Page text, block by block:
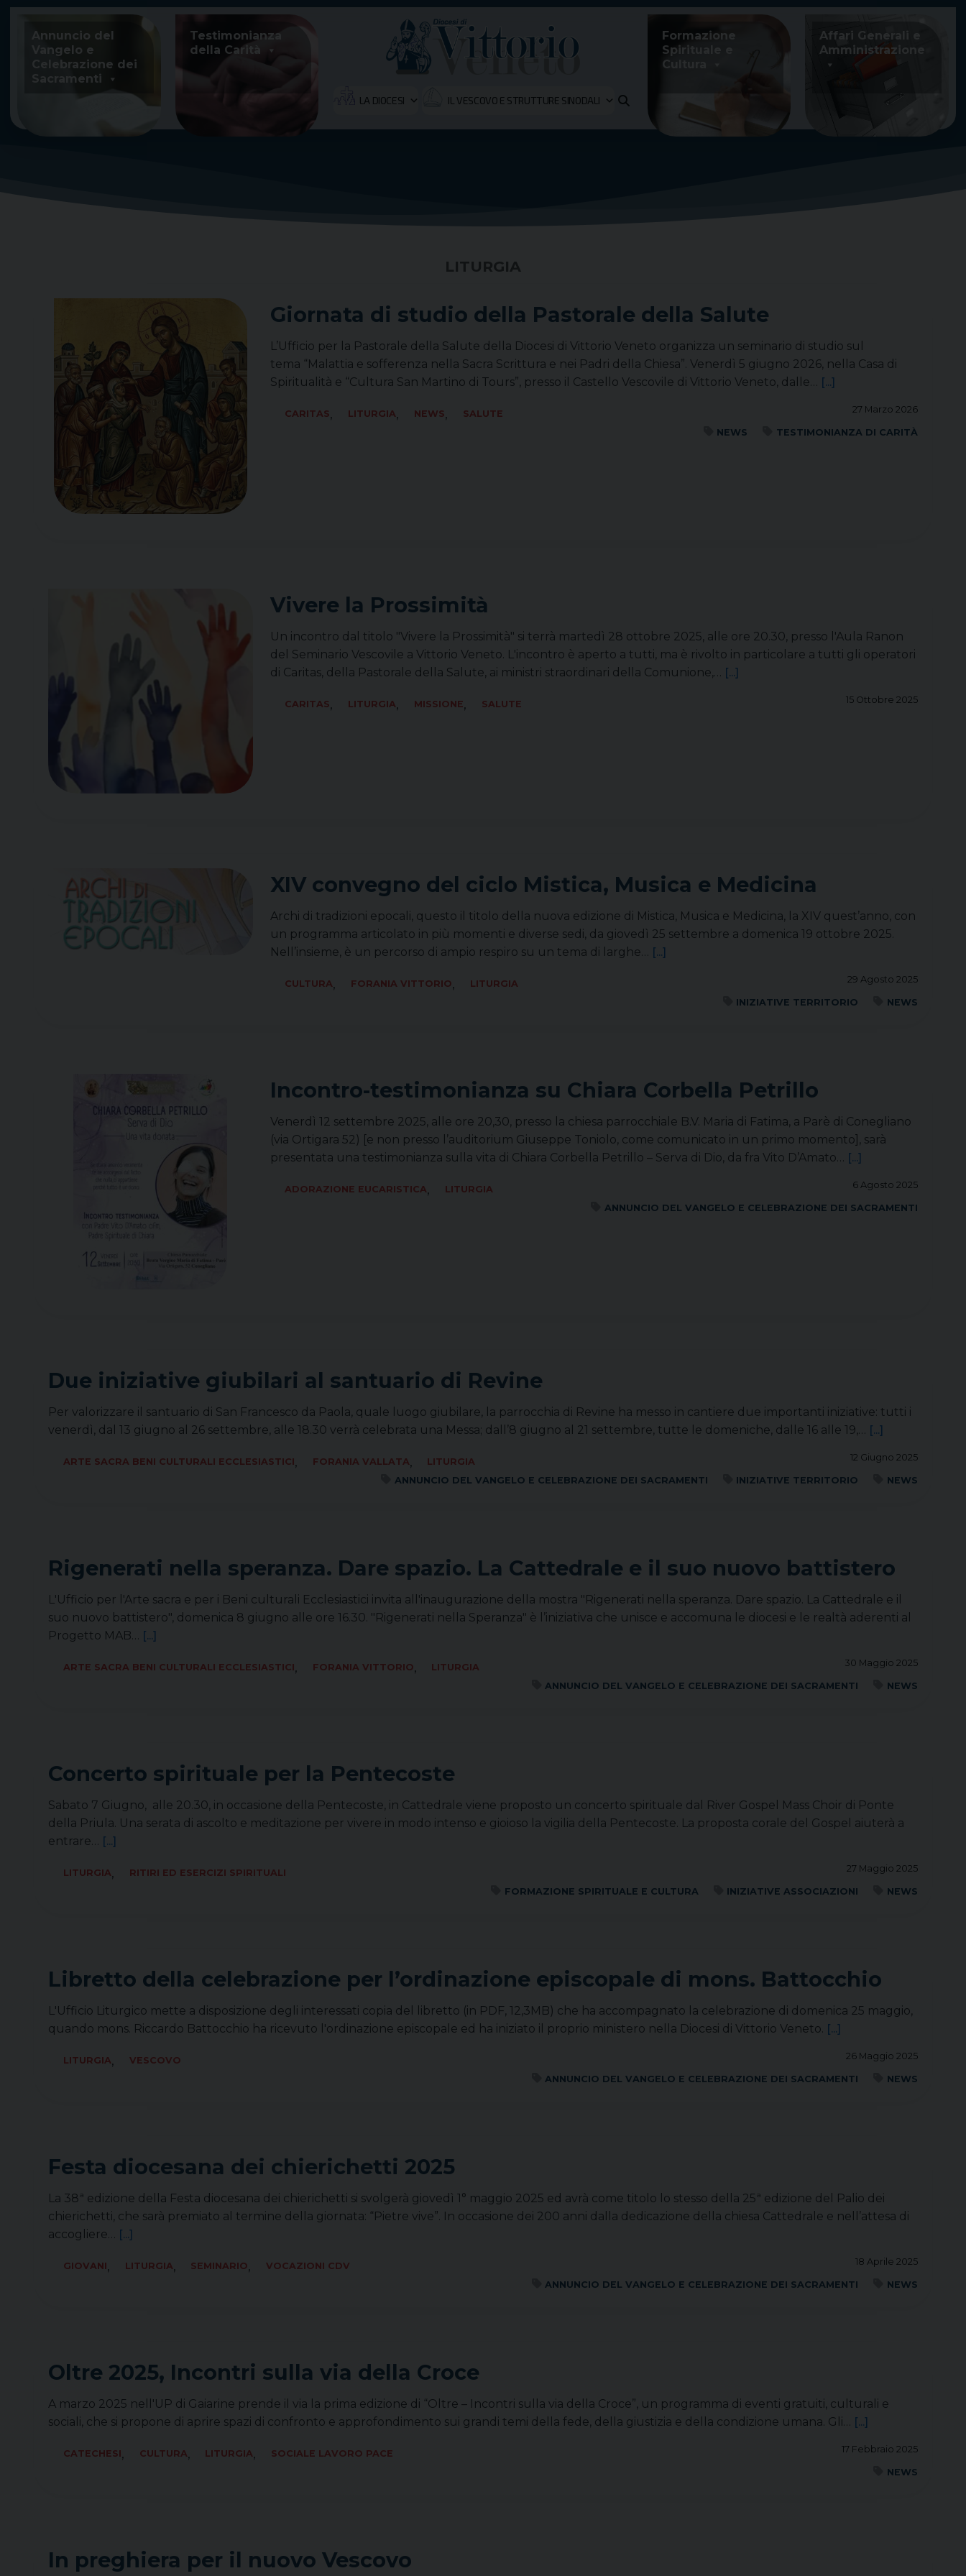
Skip
content
Annuncio del
Vangelo e
Celebrazione dei
Sacramenti
Testimonianza
della Carità
LA DIOCESI IL VESCOVO E STRUTTURE SINODALI
Formazione
Spirituale e
Cultura
Affari Generali e
Amministrazione
LITURGIA
Giornata di studio della Pastorale della Salute
L’Ufficio per la Pastorale della Salute della Diocesi di Vittorio Veneto organizza un seminario di studio sul
tema “Malattia e sofferenza nella Sacra Scrittura e nei Padri della Chiesa”. Venerdì 5 giugno 2026, nella Casa di
Spiritualità e “Cultura San Martino di Tours”, presso il Castello Vescovile di Vittorio Veneto, dalle… [...]
27 Marzo 2026
CARITAS, LITURGIA, NEWS,
SALUTE
NEWS
TESTIMONIANZA DI CARITÀ
Vivere la Prossimità
Un incontro dal titolo "Vivere la Prossimità" si terrà martedì 28 ottobre 2025, alle ore 20.30, presso l'Aula Ranon
del Seminario Vescovile a Vittorio Veneto. L'incontro è aperto a tutti, ma è rivolto in particolare a tutti gli operatori
di Caritas, della Pastorale della Salute, ai ministri straordinari della Comunione,… [...]
15 Ottobre 2025
CARITAS, LITURGIA, MISSIONE, SALUTE
XIV convegno del ciclo Mistica, Musica e Medicina
Archi di tradizioni epocali, questo il titolo della nuova edizione di Mistica, Musica e Medicina, la XIV quest’anno, con
un programma articolato in più momenti e diverse sedi, da giovedì 25 settembre a domenica 19 ottobre 2025.
Nell’insieme, è un percorso di ampio respiro su un tema di larghe…
[...]
29 Agosto 2025
CULTURA, FORANIA VITTORIO,
LITURGIA
INIZIATIVE TERRITORIO
NEWS
Incontro-testimonianza su Chiara Corbella Petrillo
Venerdì 12 settembre 2025, alle ore 20,30, presso la chiesa parrocchiale B.V. Maria di Fatima, a Parè di Conegliano
(via Ortigara 52) [e non presso l’auditorium Giuseppe Toniolo, come comunicato in un primo momento], sarà
presentata una testimonianza sulla vita di Chiara Corbella Petrillo – Serva di Dio, da fra Vito D’Amato…
[...]
6 Agosto 2025
ADORAZIONE EUCARISTICA,
LITURGIA
ANNUNCIO DEL VANGELO E CELEBRAZIONE DEI SACRAMENTI
Due iniziative giubilari al santuario di Revine
Per valorizzare il santuario di San Francesco da Paola, quale luogo giubilare, la parrocchia di Revine ha messo in cantiere due importanti iniziative: tutti i
venerdì, dal 13 giugno al 26 settembre, alle 18.30 verrà celebrata una Messa; dall’8 giugno al 21 settembre, tutte le domeniche, dalle 16 alle 19,…
[...]
12 Giugno 2025
ARTE SACRA BENI CULTURALI ECCLESIASTICI, FORANIA VALLATA,
LITURGIA
ANNUNCIO DEL VANGELO E CELEBRAZIONE DEI SACRAMENTI
INIZIATIVE TERRITORIO NEWS
Rigenerati nella speranza. Dare spazio. La Cattedrale e il suo nuovo battistero
L'Ufficio per l'Arte sacra e per i Beni culturali Ecclesiastici invita all'inaugurazione della mostra "Rigenerati nella speranza. Dare spazio. La Cattedrale e il
suo nuovo battistero", domenica 8 giugno alle ore 16.30. "Rigenerati nella Speranza" è l’iniziativa che unisce e accomuna le diocesi e le realtà aderenti al
Progetto MAB…
[...]
30 Maggio 2025
ARTE SACRA BENI CULTURALI ECCLESIASTICI, FORANIA VITTORIO,
LITURGIA
ANNUNCIO DEL VANGELO E CELEBRAZIONE DEI SACRAMENTI
NEWS
Concerto spirituale per la Pentecoste
Sabato 7 Giugno, alle 20.30, in occasione della Pentecoste, in Cattedrale viene proposto un concerto spirituale dal River Gospel Mass Choir di Ponte
della Priula. Una serata di ascolto e meditazione per vivere in modo intenso e gioioso la vigilia della Pentecoste. La proposta corale del Gospel aiuterà a
entrare…
[...]
27 Maggio 2025
LITURGIA,
RITIRI ED ESERCIZI SPIRITUALI
FORMAZIONE SPIRITUALE E CULTURA
INIZIATIVE ASSOCIAZIONI NEWS
Libretto della celebrazione per l’ordinazione episcopale di mons. Battocchio
L'Ufficio Liturgico mette a disposizione degli interessati copia del libretto (in PDF, 12,3MB) che ha accompagnato la celebrazione di domenica 25 maggio,
quando mons. Riccardo Battocchio ha ricevuto l'ordinazione episcopale ed ha iniziato il proprio ministero nella Diocesi di Vittorio Veneto. [...]
26 Maggio 2025
LITURGIA,
VESCOVO
ANNUNCIO DEL VANGELO E CELEBRAZIONE DEI SACRAMENTI
NEWS
Festa diocesana dei chierichetti 2025
La 38ª edizione della Festa diocesana dei chierichetti si svolgerà giovedì 1° maggio 2025 ed avrà come titolo lo stesso della 25ª edizione del Palio dei
chierichetti, che sarà premiato al termine della giornata: “Pietre vive”. In occasione dei 200 anni dalla dedicazione della chiesa Cattedrale e nell’attesa di
accogliere…
[...]
18 Aprile 2025
GIOVANI, LITURGIA, SEMINARIO,
VOCAZIONI CDV
ANNUNCIO DEL VANGELO E CELEBRAZIONE DEI SACRAMENTI
NEWS
Oltre 2025, Incontri sulla via della Croce
A marzo 2025 nell'UP di Gaiarine prende il via la prima edizione di “Oltre – Incontri sulla via della Croce”, un programma di eventi gratuiti, culturali e
sociali, che si propone di aprire spazi di confronto e approfondimento sui grandi temi della fede, della giustizia e della condizione umana. Gli…
[...]
17 Febbraio 2025
CATECHESI, CULTURA, LITURGIA,
SOCIALE LAVORO PACE
NEWS
In preghiera per il nuovo Vescovo